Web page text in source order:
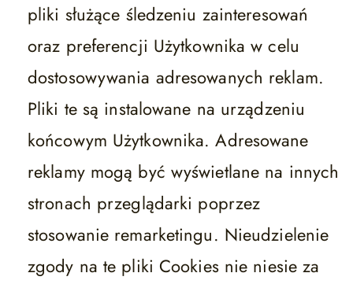
pliki służące śledzeniu zainteresowań
oraz preferencji Użytkownika w celu
dostosowywania adresowanych reklam.
Pliki te są instalowane na urządzeniu
końcowym Użytkownika. Adresowane
reklamy mogą być wyświetlane na innych
stronach przeglądarki poprzez
stosowanie remarketingu. Nieudzielenie
zgody na te pliki Cookies nie niesie za